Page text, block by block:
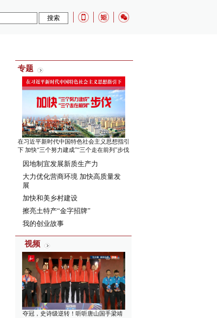
专题
在习近平新时代中国特色社会主义思想指引
下 加快“三个努力建成”“三个走在前列”步伐
因地制宜发展新质生产力
大力优化营商环境 加快高质量发
展
加快和美乡村建设
擦亮土特产“金字招牌”
我的创业故事
视频
夺冠，史诗级逆转！听听唐山国手梁靖